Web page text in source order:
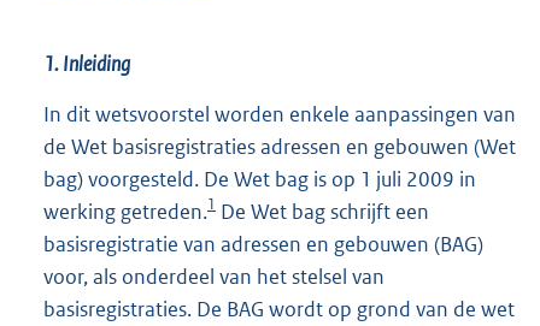
1. Inleiding
In dit wetsvoorstel worden enkele aanpassingen van
de Wet basisregistraties adressen en gebouwen (Wet
bag) voorgesteld. De Wet bag is op 1 juli 2009 in
werking getreden.1 De Wet bag schrijft een
basisregistratie van adressen en gebouwen (BAG)
voor, als onderdeel van het stelsel van
basisregistraties. De BAG wordt op grond van de wet